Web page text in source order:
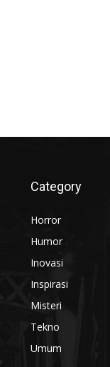
Category
Horror
Humor
Inovasi
Inspirasi
Misteri
Tekno
Umum